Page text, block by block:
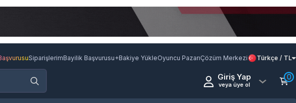
SiparişlerimBayilik Başvurusu+Bakiye YükleOyuncu PazarıÇözüm Merkezi Türkçe / TL
Giriş Yap
veya üye ol
0